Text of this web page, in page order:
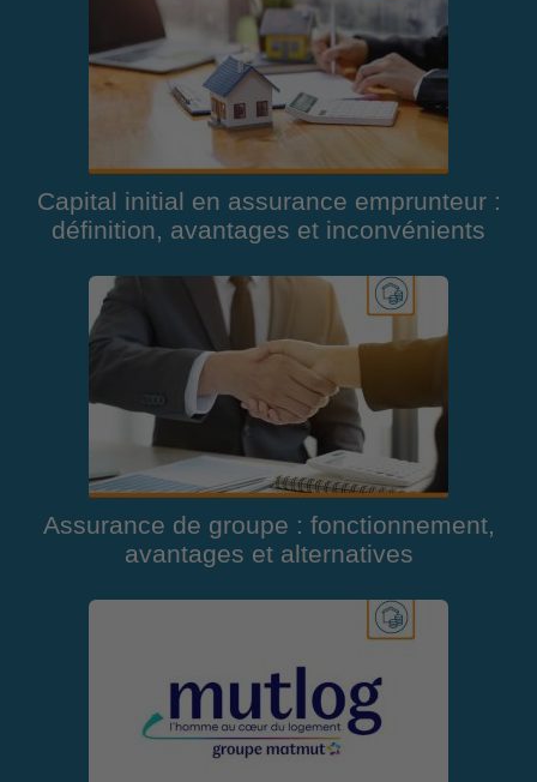
Capital initial en assurance emprunteur :
définition, avantages et inconvénients
Assurance de groupe : fonctionnement,
avantages et alternatives